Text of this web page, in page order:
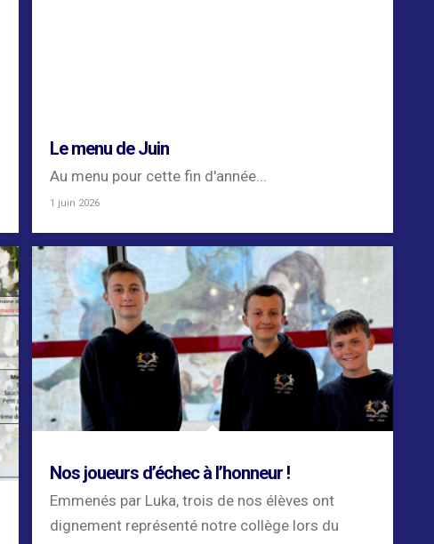
Le menu de Juin
Au menu pour cette fin d'année...
1 juin 2026
Nos joueurs d’échec à l’honneur !
Emmenés par Luka, trois de nos élèves ont
dignement représenté notre collège lors du